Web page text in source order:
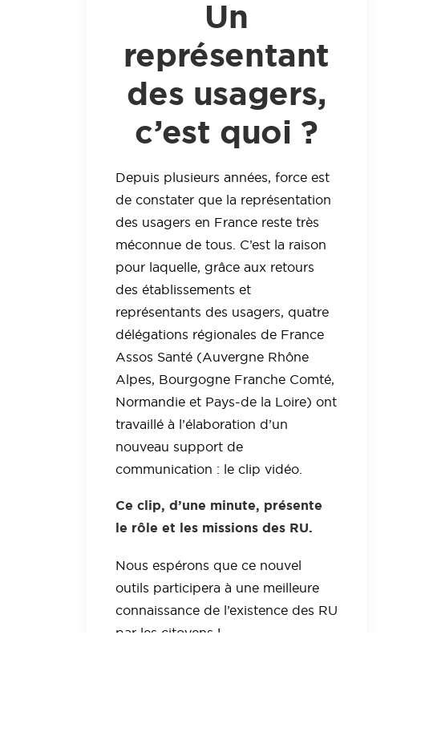
Un
représentant
des usagers,
c’est quoi ?
Depuis plusieurs années, force est
de constater que la représentation
des usagers en France reste très
méconnue de tous. C’est la raison
pour laquelle, grâce aux retours
des établissements et
représentants des usagers, quatre
délégations régionales de France
Assos Santé (Auvergne Rhône
Alpes, Bourgogne Franche Comté,
Normandie et Pays-de la Loire) ont
travaillé à l’élaboration d’un
nouveau support de
communication : le clip vidéo.
Ce clip, d’une minute, présente
le rôle et les missions des RU.
Nous espérons que ce nouvel
outils participera à une meilleure
connaissance de l’existence des RU
par les citoyens !